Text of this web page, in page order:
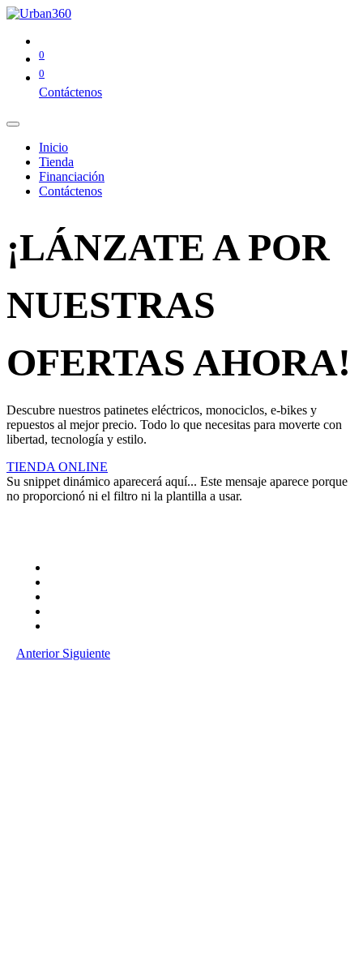
0
0
Contáctenos
Inicio
Tienda
Financiación
Contáctenos
¡LÁNZATE A POR
NUESTRAS
OFERTAS AHORA!
Descubre nuestros patinetes eléctricos, monociclos, e-bikes y
repuestos al mejor precio. Todo lo que necesitas para moverte con
libertad, tecnología y estilo.
TIENDA ONLINE
Su snippet dinámico aparecerá aquí... Este mensaje aparece porque
no proporcionó ni el filtro ni la plantilla a usar.
Anterior Siguiente